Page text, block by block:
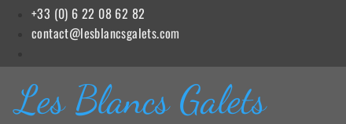
+33 (0) 6 22 08 62 82
contact@lesblancsgalets.com
Les Blancs Galets